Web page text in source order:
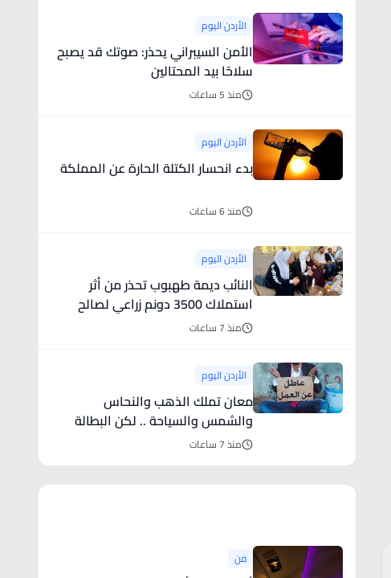
الأردن اليوم
الأمن السيبراني يحذر: صوتك قد يصبح
سلاحًا بيد المحتالين
منذ 5 ساعات
الأردن اليوم
بدء انحسار الكتلة الحارة عن المملكة
منذ 6 ساعات
الأردن اليوم
النائب ديمة طهبوب تحذر من أثر
استملاك 3500 دونم زراعي لصالح
السكك الحديدية
منذ 7 ساعات
الأردن اليوم
معان تملك الذهب والنحاس
والشمس والسياحة .. لكن البطالة
الأعلى في الأردن
منذ 7 ساعات
فن